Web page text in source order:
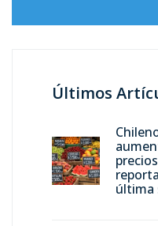
Últimos
última